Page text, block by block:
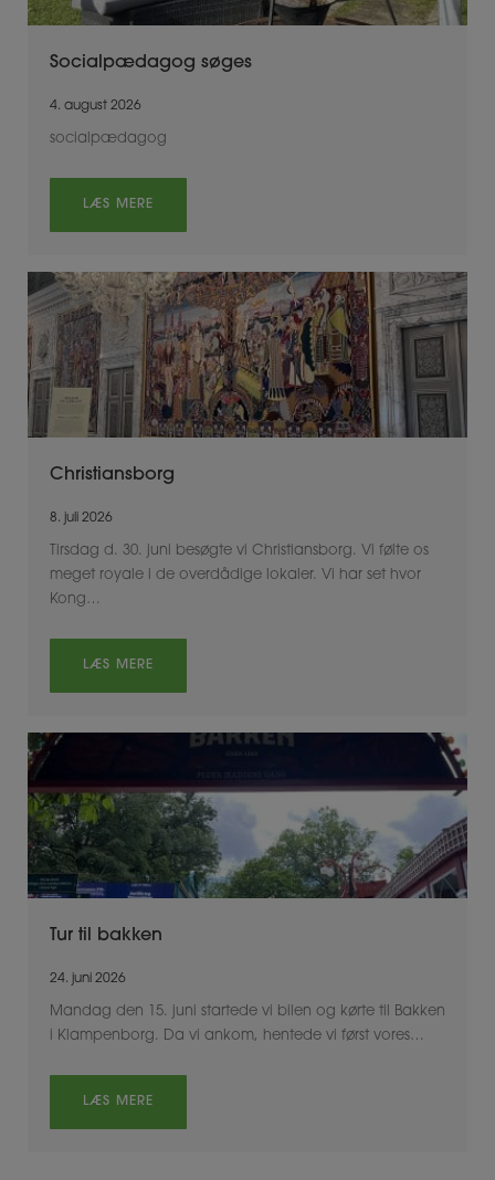
Socialpædagog søges
4. august 2026
socialpædagog
LÆS MERE
Christiansborg
8. juli 2026
Tirsdag d. 30. juni besøgte vi Christiansborg. Vi følte os
meget royale i de overdådige lokaler. Vi har set hvor
Kong…
LÆS MERE
Tur til bakken
24. juni 2026
Mandag den 15. juni startede vi bilen og kørte til Bakken
i Klampenborg. Da vi ankom, hentede vi først vores…
LÆS MERE